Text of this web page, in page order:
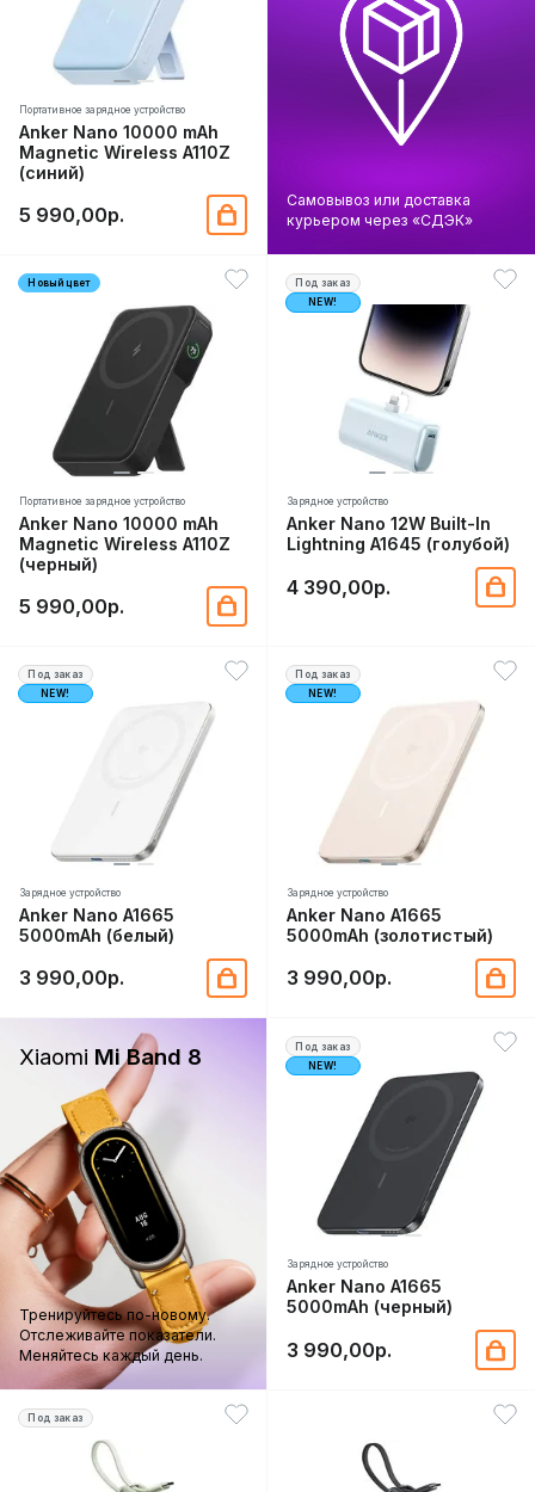
Портативное зарядное устройство
Anker Nano 10000 mAh
Magnetic Wireless A110Z
(синий)
5 990,00р.
Самовывоз или доставка
курьером через «СДЭК»
Новый цвет
Портативное зарядное устройство
Anker Nano 10000 mAh
Magnetic Wireless A110Z
(черный)
5 990,00р.
Под заказ
NEW!
Зарядное устройство
Anker Nano 12W Built-In
Lightning A1645 (голубой)
4 390,00р.
Под заказ
NEW!
Зарядное устройство
Anker Nano A1665
5000mAh (белый)
3 990,00р.
Под заказ
NEW!
Зарядное устройство
Anker Nano A1665
5000mAh (золотистый)
3 990,00р.
Xiaomi Mi Band 8
Тренируйтесь по-новому.
Отслеживайте показатели.
Меняйтесь каждый день.
Под заказ
NEW!
Зарядное устройство
Anker Nano A1665
5000mAh (черный)
3 990,00р.
Под заказ